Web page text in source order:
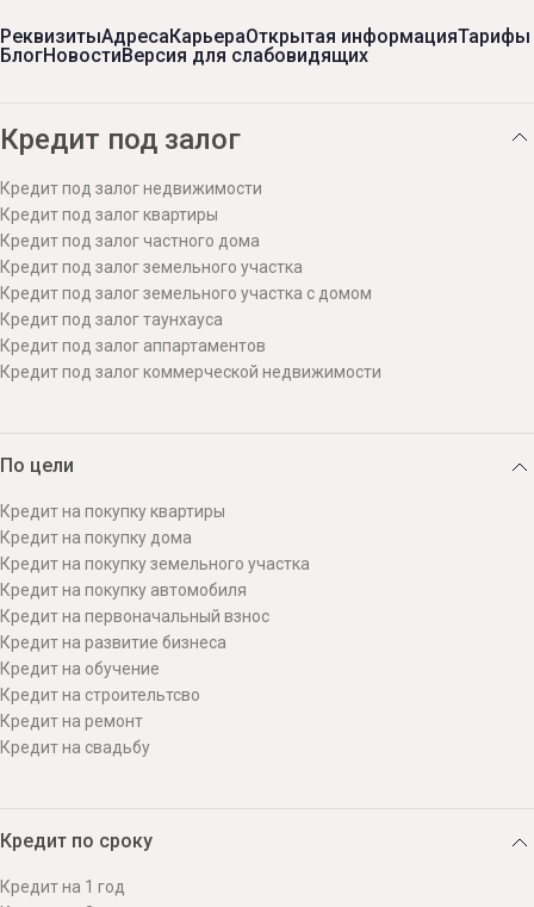
РеквизитыАдресаКарьераОткрытая информацияТарифы
БлогНовостиВерсия для слабовидящих
Кредит под залог
Кредит под залог недвижимости
Кредит под залог квартиры
Кредит под залог частного дома
Кредит под залог земельного участка
Кредит под залог земельного участка с домом
Кредит под залог таунхауса
Кредит под залог аппартаментов
Кредит под залог коммерческой недвижимости
По цели
Кредит на покупку квартиры
Кредит на покупку дома
Кредит на покупку земельного участка
Кредит на покупку автомобиля
Кредит на первоначальный взнос
Кредит на развитие бизнеса
Кредит на обучение
Кредит на строительтсво
Кредит на ремонт
Кредит на свадьбу
Кредит по сроку
Кредит на 1 год